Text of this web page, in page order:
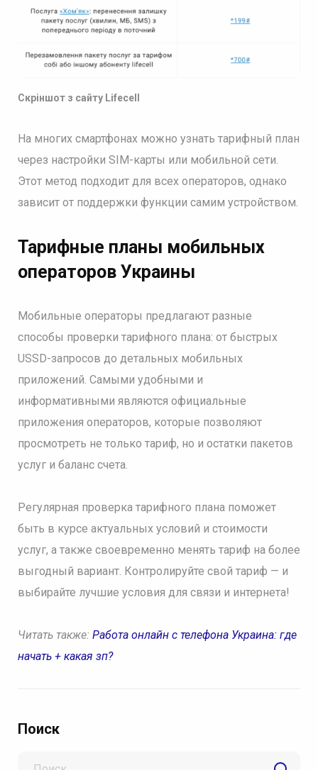
Скріншот з сайту Lifecell
На многих смартфонах можно узнать тарифный план
через настройки SIM-карты или мобильной сети.
Этот метод подходит для всех операторов, однако
зависит от поддержки функции самим устройством.
Тарифные планы мобильных
операторов Украины
Мобильные операторы предлагают разные
способы проверки тарифного плана: от быстрых
USSD-запросов до детальных мобильных
приложений. Самыми удобными и
информативными являются официальные
приложения операторов, которые позволяют
просмотреть не только тариф, но и остатки пакетов
услуг и баланс счета.
Регулярная проверка тарифного плана поможет
быть в курсе актуальных условий и стоимости
услуг, а также своевременно менять тариф на более
выгодный вариант. Контролируйте свой тариф — и
выбирайте лучшие условия для связи и интернета!
Читать также: Работа онлайн с телефона Украина: где
начать + какая зп?
Поиск